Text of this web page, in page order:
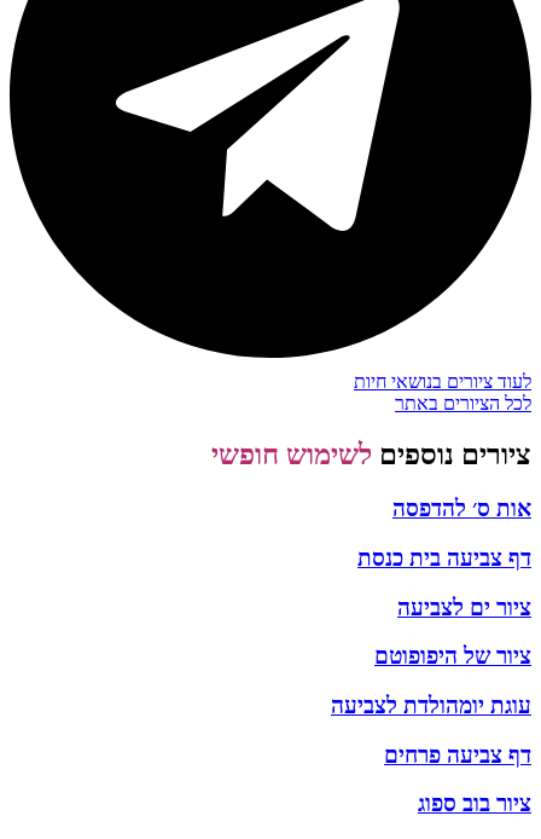
לעוד ציורים בנושאי חיות
לכל הציורים באתר
ציורים נוספים לשימוש חופשי
אות ס׳ להדפסה
דף צביעה בית כנסת
ציור ים לצביעה
ציור של היפופוטם
עוגת יומהולדת לצביעה
דף צביעה פרחים
ציור בוב ספוג